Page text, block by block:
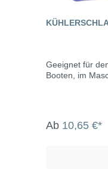
Geeignet für
Booten, im
Ab 10,65 €*